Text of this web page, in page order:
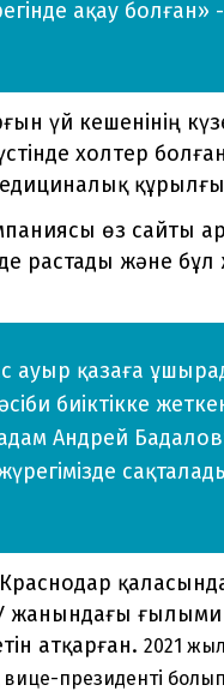
ақау болған»
үй кешенінің
холтер
өз сайты
растады және
ауыр қазаға
биіктікке
Андрей
ғылыми
атқарған. 2021
президенті